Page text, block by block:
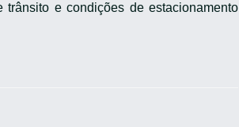
e condições de estacionamento